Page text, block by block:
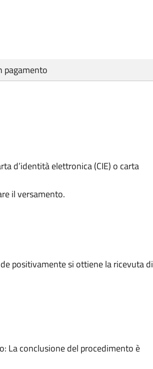
pagamento
d’identità elettronica (CIE) o carta
il versamento.
positivamente si ottiene la ricevuta di
La conclusione del procedimento è